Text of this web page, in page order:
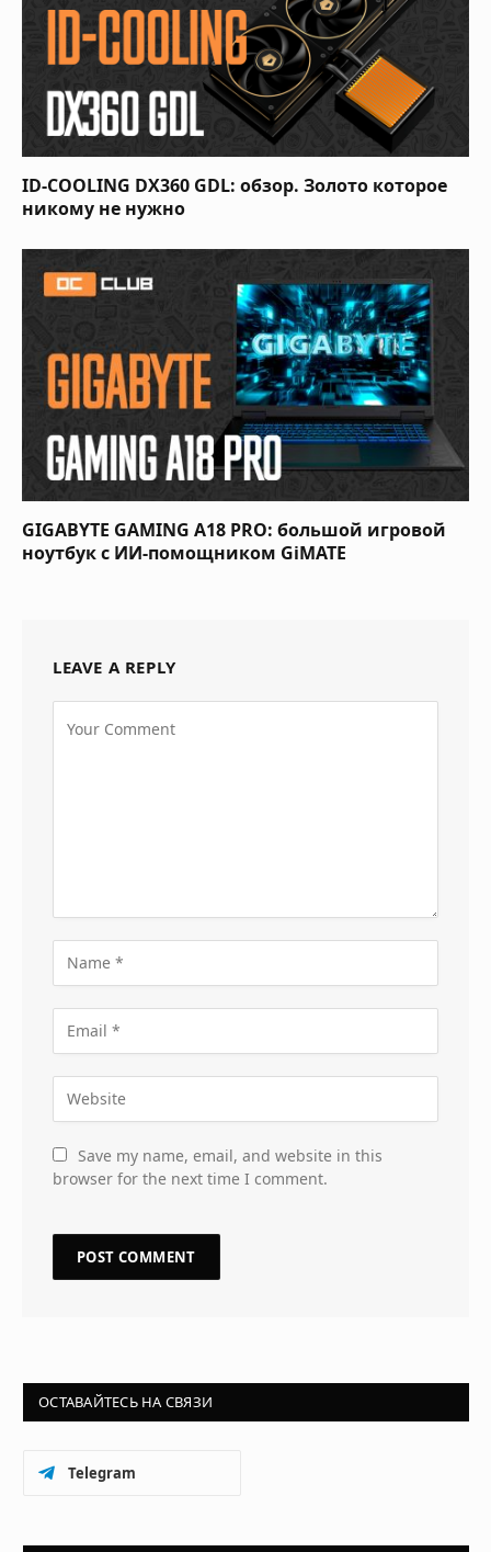
ID-COOLING DX360 GDL: обзор. Золото которое
никому не нужно
GIGABYTE GAMING A18 PRO: большой игровой
ноутбук с ИИ-помощником GiMATE
LEAVE A REPLY
Save my name, email, and website in this
browser for the next time I comment.
ОСТАВАЙТЕСЬ НА СВЯЗИ
Telegram